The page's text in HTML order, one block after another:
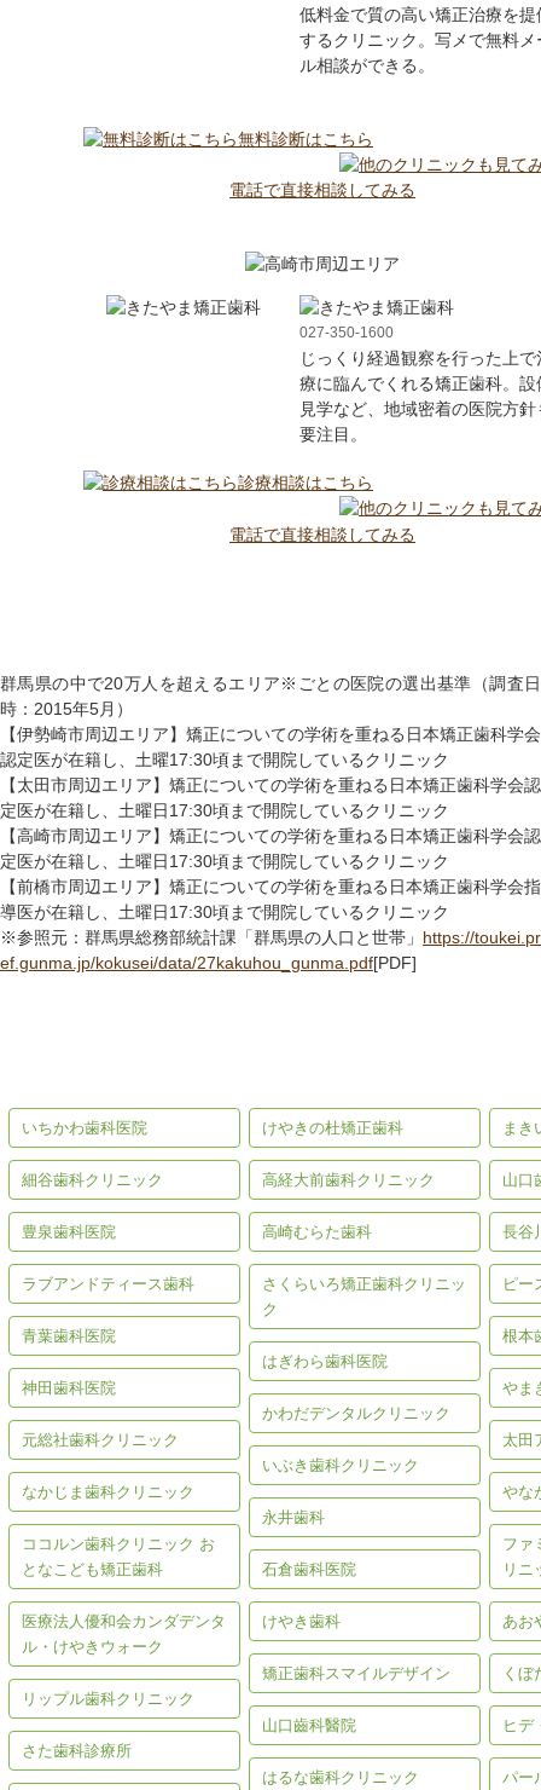
低料金で質の高い矯正治療を提
するクリニック。写メで無料メ
ル相談ができる。
無料診断はこちら
電話で直接相談してみる
027-350-1600
じっくり経過観察を行った上で
療に臨んでくれる矯正歯科。設
見学など、地域密着の医院方針
要注目。
診療相談はこちら
電話で直接相談してみる
群馬県の中で20万人を超えるエリア※ごとの医院の選出基準（調査日
時：2015年5月）
【伊勢崎市周辺エリア】矯正についての学術を重ねる日本矯正歯科学会
認定医が在籍し、土曜17:30頃まで開院しているクリニック
【太田市周辺エリア】矯正についての学術を重ねる日本矯正歯科学会認
定医が在籍し、土曜日17:30頃まで開院しているクリニック
【高崎市周辺エリア】矯正についての学術を重ねる日本矯正歯科学会認
定医が在籍し、土曜日17:30頃まで開院しているクリニック
【前橋市周辺エリア】矯正についての学術を重ねる日本矯正歯科学会指
導医が在籍し、土曜日17:30頃まで開院しているクリニック
※参照元：群馬県総務部統計課「群馬県の人口と世帯」 https://toukei.pr
ef.gunma.jp/kokusei/data/27kakuhou_gunma.pdf[PDF]
いちかわ歯科医院
細谷歯科クリニック
豊泉歯科医院
ラブアンドティース歯科
青葉歯科医院
神田歯科医院
元総社歯科クリニック
なかじま歯科クリニック
ココルン歯科クリニック お
となこども矯正歯科
医療法人優和会カンダデンタ
ル・けやきウォーク
リップル歯科クリニック
さた歯科診療所
けやきの杜矯正歯科
高経大前歯科クリニック
高崎むらた歯科
さくらいろ矯正歯科クリニッ
ク
はぎわら歯科医院
かわだデンタルクリニック
いぶき歯科クリニック
永井歯科
石倉歯科医院
けやき歯科
矯正歯科スマイルデザイン
山口齒科醫院
はるな歯科クリニック
まき
山口
長谷
ピー
根本
やま
太田
やな
ファ
リニ
あお
くぼ
ヒデ
パー